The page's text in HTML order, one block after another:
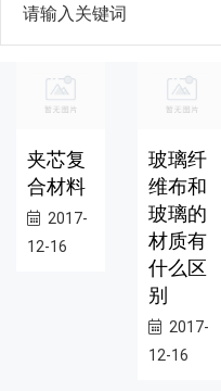
夹芯复
合材料
2017-
12-16
玻璃纤
维布和
玻璃的
材质有
什么区
别
2017-
12-16